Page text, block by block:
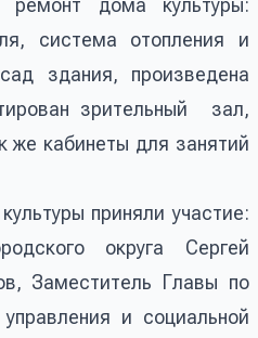
система отопления и
здания, произведена
зрительный зал,
же кабинеты для занятий
приняли участие:
округа Сергей
Заместитель Главы по
и социальной